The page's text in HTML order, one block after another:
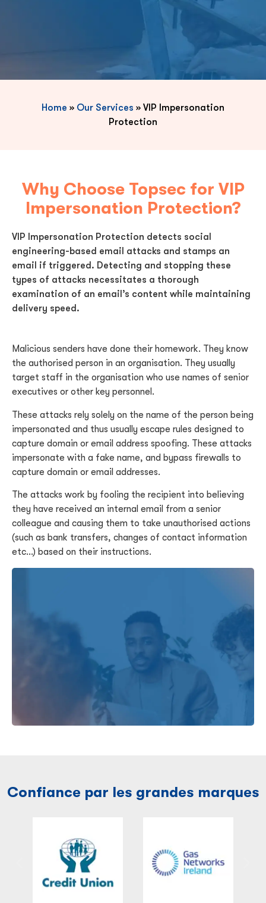
Home » Our Services » VIP Impersonation
Protection
Why Choose Topsec for VIP
Impersonation Protection?
VIP Impersonation Protection detects social
engineering-based email attacks and stamps an
email if triggered. Detecting and stopping these
types of attacks necessitates a thorough
examination of an email’s content while maintaining
delivery speed.
Malicious senders have done their homework. They know
the authorised person in an organisation. They usually
target staff in the organisation who use names of senior
executives or other key personnel.
These attacks rely solely on the name of the person being
impersonated and thus usually escape rules designed to
capture domain or email address spoofing. These attacks
impersonate with a fake name, and bypass firewalls to
capture domain or email addresses.
The attacks work by fooling the recipient into believing
they have received an internal email from a senior
colleague and causing them to take unauthorised actions
(such as bank transfers, changes of contact information
etc…) based on their instructions.
Confiance par les grandes marques